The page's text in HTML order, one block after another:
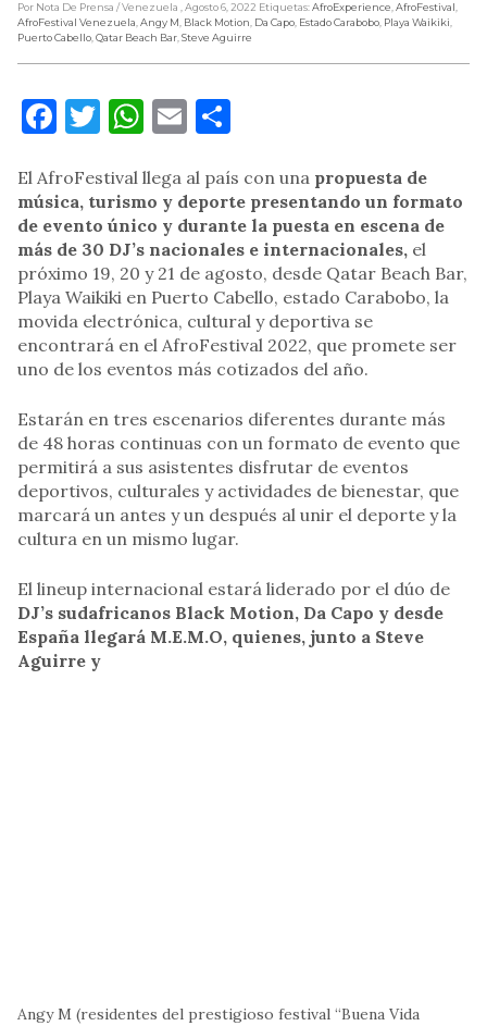
Por Nota De Prensa / Venezuela , Agosto 6, 2022 Etiquetas:AfroExperience,AfroFestival,
AfroFestival Venezuela,Angy M, Black Motion, Da Capo, Estado Carabobo, Playa Waikiki,
Puerto Cabello,Qatar Beach Bar,Steve Aguirre
Facebook
Twitter
WhatsApp
Email
El AfroFestival llega al país con una propuesta de
música, turismo y deporte presentando un formato
de evento único y durante la puesta en escena de
más de 30 DJ’s nacionales e internacionales, el
próximo 19, 20 y 21 de agosto, desde Qatar Beach Bar,
Playa Waikiki en Puerto Cabello, estado Carabobo, la
movida electrónica, cultural y deportiva se
encontrará en el AfroFestival 2022, que promete ser
uno de los eventos más cotizados del año.
Estarán en tres escenarios diferentes durante más
de 48 horas continuas con un formato de evento que
permitirá a sus asistentes disfrutar de eventos
deportivos, culturales y actividades de bienestar, que
marcará un antes y un después al unir el deporte y la
cultura en un mismo lugar.
El lineup internacional estará liderado por el dúo de
DJ’s sudafricanos Black Motion, Da Capo y desde
España llegará M.E.M.O, quienes, junto a Steve
Aguirre y
Angy M (residentes del prestigioso festival “Buena Vida